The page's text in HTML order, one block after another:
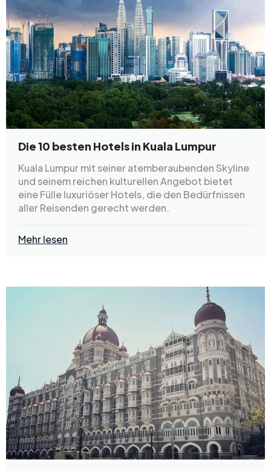
Die 10 besten Hotels in Kuala Lumpur
Kuala Lumpur mit seiner atemberaubenden Skyline
und seinem reichen kulturellen Angebot bietet
eine Fülle luxuriöser Hotels, die den Bedürfnissen
aller Reisenden gerecht werden.
Mehr lesen